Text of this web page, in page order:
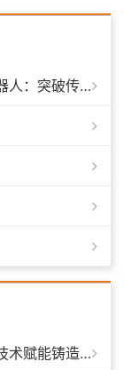
青岛领科汇创 3D 打印赋能水下清洁机器人：突破传统制造，深耕海洋智能装备新场景
聚焦山东铸造展｜领科汇创以 3D 打印技术赋能铸造模具革新